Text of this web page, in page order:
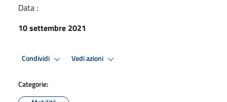
Data :
10 settembre 2021
Condividi Vedi azioni
Categorie: